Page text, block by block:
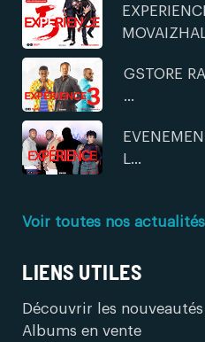
GSTORE
...
L...
Voir toutes nos actualités
LIENS UTILES
Découvrir les nouveautés
Albums en vente